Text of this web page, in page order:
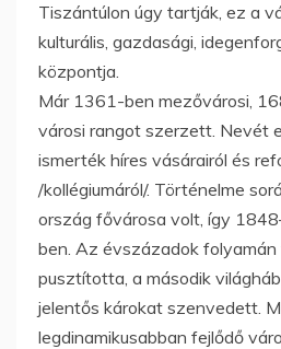
Tiszántúlon úgy tartják, ez a
kulturális, gazdasági,
központja.
Már 1361-ben mezővárosi,
városi rangot szerzett. Nevét
ismerték híres vásárairól és
/kollégiumáról/. Történelme
ország fővárosa volt, így
ben. Az évszázadok
pusztította, a második
jelentős károkat szenvedett.
legdinamikusabban fejlődő